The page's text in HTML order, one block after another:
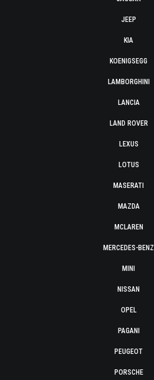
JEEP
KIA
KOENIGSEGG
LAMBORGHINI
LANCIA
LAND ROVER
LEXUS
LOTUS
MASERATI
MAZDA
MCLAREN
MERCEDES-BENZ
MINI
NISSAN
OPEL
PAGANI
PEUGEOT
PORSCHE